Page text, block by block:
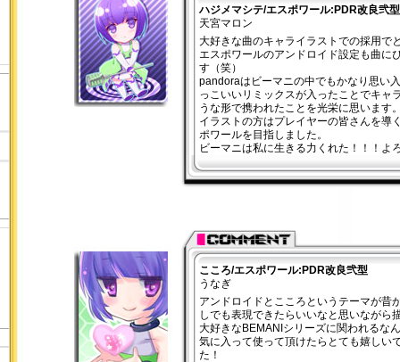
ハジメマシテ/エスポワール:PDR改良弐型
天宮マロン
大好きな曲のキャライラストでの採用で
エスポワールのアンドロイド設定も曲に
す（笑）
pandoraはビーマニの中でもかなり思い
っこいいリミックスが入ったことでキャ
うな形で携われたことを光栄に思います
イラストの方はプレイヤーの皆さんを導
ポワールを目指しました。
ビーマニは私に生きる力くれた！！！よ
こころ/エスポワール:PDR改良弐型
うなぎ
アンドロイドとこころというテーマが昔
しでも表現できたらいいなと思いながら
大好きなBEMANIシリーズに関われるな
気に入って使って頂けたらとても嬉しい
た！